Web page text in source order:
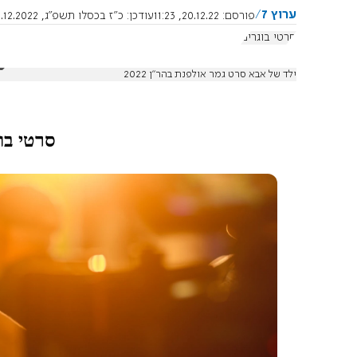
ערוץ 7 פורסם: 20.12.22, 11:23 עודכן: כ"ז בכסלו תשפ"ג, 21.12.2022, 18:19:00
סרטי בוגרים
ילד של אבא סרט גמר אולפנת בהר"ן 2022